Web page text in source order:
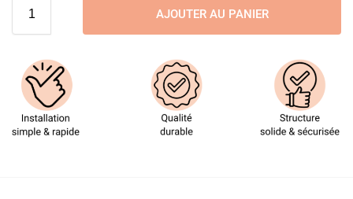
AJOUTER AU PANIER